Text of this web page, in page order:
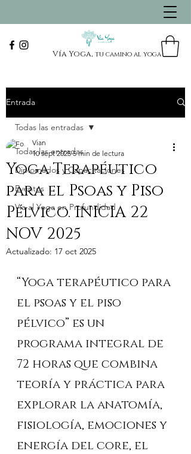
Vía Yoga, tu camino al yoga
Entrada
Todas las entradas
Diplomados y Capacitaciones
Eventos
Vía al Yoga en Profundidad
Todas las entradas
Yoga Terapéutico
para el Psoas y Piso
Pélvico. INICIA 22
NOV 2025
Vian
10 sept 2025 5 min de lectura
Actualizado: 17 oct 2025
“Yoga terapéutico para
el psoas y el piso
pélvico” es un
programa integral de
72 horas que combina
teoría y práctica para
explorar la anatomía,
fisiología, emociones y
energía del core, el